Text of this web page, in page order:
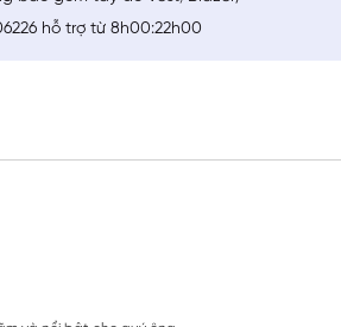
hỗ trợ từ 8h00:22h00